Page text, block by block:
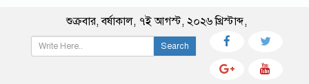
শুক্রবার,বর্ষাকাল, ৭ই আগস্ট, ২০২৬ খ্রিস্টাব্দ,
Search